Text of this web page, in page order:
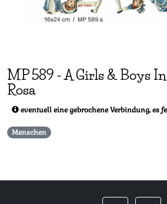
MP589 -A Girls & Boys
Rosa
eventuell eine gebrochene Verbindung, es
Menschen